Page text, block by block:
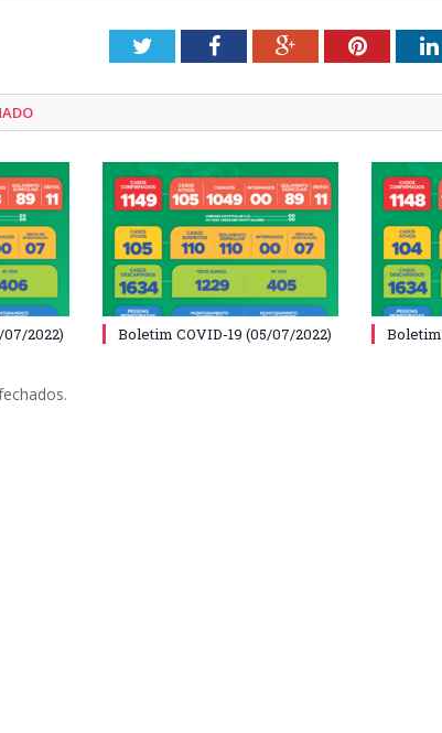
TwitterFacebookGoogle+Pinterest
2022) Boletim COVID-19 (05/07/2022) Boletim